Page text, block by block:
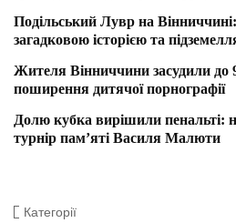
Подільський Лувр на
загадковою історією та
Жителя Вінниччини засудили до 9
поширення дитячої порнографії
Долю кубка вирішили пенальті:
турнір пам’яті Василя Малюти
Категорії